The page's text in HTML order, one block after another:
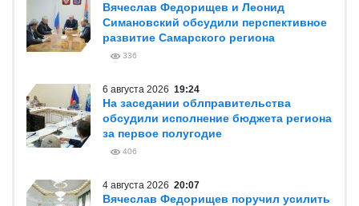
Вячеслав Федорищев и Леонид
Симановский обсудили перспективное
развитие Самарского региона
336
6 августа 2026 19:24
На заседании облправительства
обсудили исполнение бюджета региона
за первое полугодие
406
4 августа 2026 20:07
Вячеслав Федорищев поручил усилить